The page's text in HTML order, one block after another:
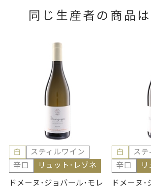
同じ生産者の商品
白
スティルワイン
辛口
リュット･レゾネ
ドメーヌ･ジョバール･モレ
白
ス
辛口
ドメーヌ･